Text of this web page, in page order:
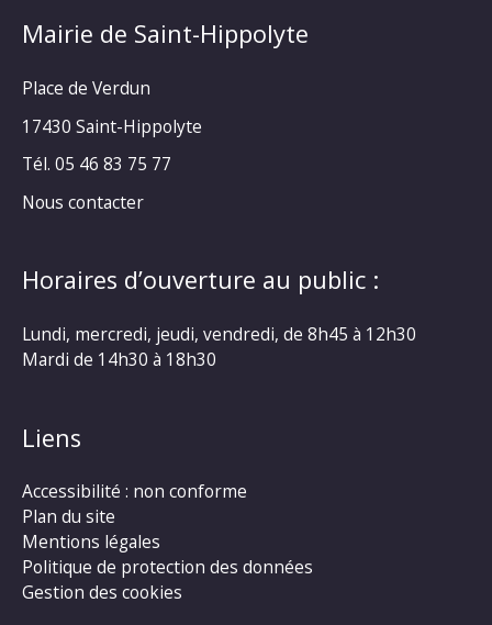
Mairie de Saint-Hippolyte
Place de Verdun
17430 Saint-Hippolyte
Tél. 05 46 83 75 77
Nous contacter
Horaires d’ouverture au public :
Lundi, mercredi, jeudi, vendredi, de 8h45 à 12h30
Mardi de 14h30 à 18h30
Liens
Accessibilité : non conforme
Plan du site
Mentions légales
Politique de protection des données
Gestion des cookies